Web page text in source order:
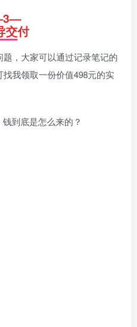
交付
，大家可以通过记录笔记的
我领取一份价值498元的实